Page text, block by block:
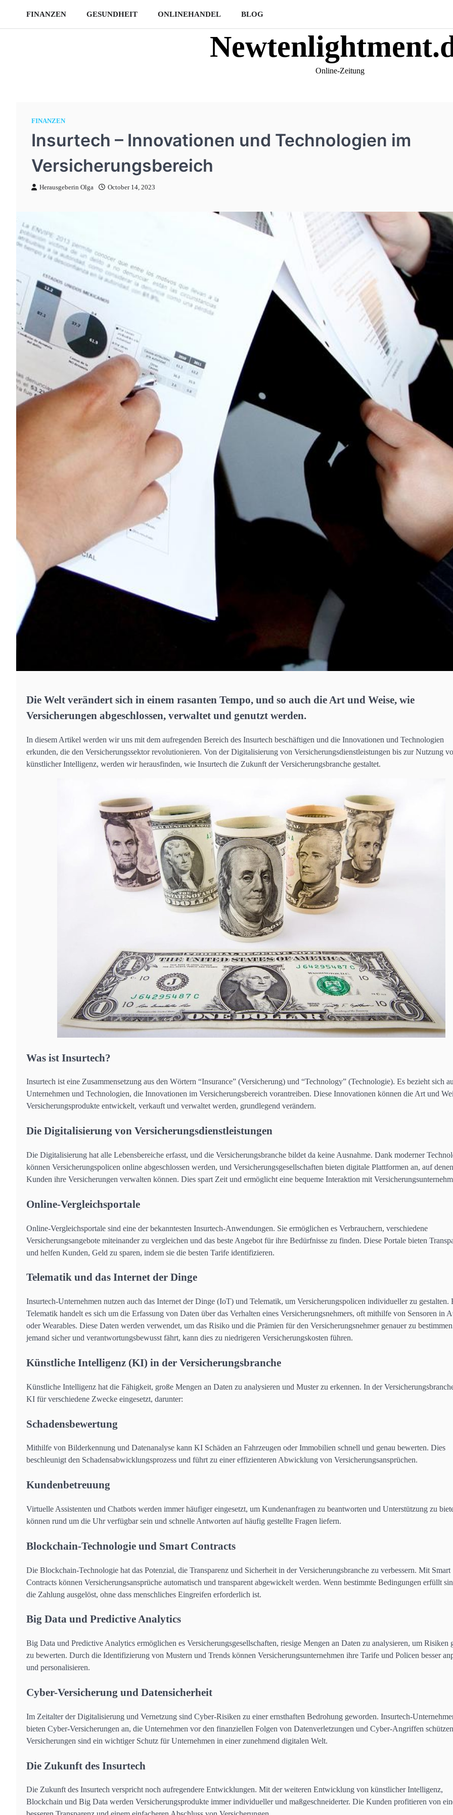
content
FINANZEN GESUNDHEIT ONLINEHANDEL BLOG
Online-Zeitung
FINANZEN
Insurtech – Innovationen und Technologien im
Versicherungsbereich
Herausgeberin Olga October 14, 2023
Die Welt verändert sich in einem rasanten Tempo, und so auch die Art und Weise, wie
Versicherungen abgeschlossen, verwaltet und genutzt werden.
In diesem Artikel werden wir uns mit dem aufregenden Bereich des Insurtech beschäftigen und die Innovationen und Technologien
erkunden, die den Versicherungssektor revolutionieren. Von der Digitalisierung von Versicherungsdienstleistungen bis zur Nutzung
künstlicher Intelligenz, werden wir herausfinden, wie Insurtech die Zukunft der Versicherungsbranche gestaltet.
Was ist Insurtech?
Insurtech ist eine Zusammensetzung aus den Wörtern “Insurance” (Versicherung) und “Technology” (Technologie). Es bezieht sich
Unternehmen und Technologien, die Innovationen im Versicherungsbereich vorantreiben. Diese Innovationen können die Art und
Versicherungsprodukte entwickelt, verkauft und verwaltet werden, grundlegend verändern.
Die Digitalisierung von Versicherungsdienstleistungen
Die Digitalisierung hat alle Lebensbereiche erfasst, und die Versicherungsbranche bildet da keine Ausnahme. Dank moderner
können Versicherungspolicen online abgeschlossen werden, und Versicherungsgesellschaften bieten digitale Plattformen an, auf denen
Kunden ihre Versicherungen verwalten können. Dies spart Zeit und ermöglicht eine bequeme Interaktion mit
Online-Vergleichsportale
Online-Vergleichsportale sind eine der bekanntesten Insurtech-Anwendungen. Sie ermöglichen es Verbrauchern, verschiedene
Versicherungsangebote miteinander zu vergleichen und das beste Angebot für ihre Bedürfnisse zu finden. Diese Portale bieten
und helfen Kunden, Geld zu sparen, indem sie die besten Tarife identifizieren.
Telematik und das Internet der Dinge
Insurtech-Unternehmen nutzen auch das Internet der Dinge (IoT) und Telematik, um Versicherungspolicen individueller zu gestalten.
Telematik handelt es sich um die Erfassung von Daten über das Verhalten eines Versicherungsnehmers, oft mithilfe von Sensoren in
oder Wearables. Diese Daten werden verwendet, um das Risiko und die Prämien für den Versicherungsnehmer genauer zu
jemand sicher und verantwortungsbewusst fährt, kann dies zu niedrigeren Versicherungskosten führen.
Künstliche Intelligenz (KI) in der Versicherungsbranche
Künstliche Intelligenz hat die Fähigkeit, große Mengen an Daten zu analysieren und Muster zu erkennen. In der
KI für verschiedene Zwecke eingesetzt, darunter:
Schadensbewertung
Mithilfe von Bilderkennung und Datenanalyse kann KI Schäden an Fahrzeugen oder Immobilien schnell und genau bewerten. Dies
beschleunigt den Schadensabwicklungsprozess und führt zu einer effizienteren Abwicklung von Versicherungsansprüchen.
Kundenbetreuung
Virtuelle Assistenten und Chatbots werden immer häufiger eingesetzt, um Kundenanfragen zu beantworten und Unterstützung zu
können rund um die Uhr verfügbar sein und schnelle Antworten auf häufig gestellte Fragen liefern.
Blockchain-Technologie und Smart Contracts
Die Blockchain-Technologie hat das Potenzial, die Transparenz und Sicherheit in der Versicherungsbranche zu verbessern. Mit Smart
Contracts können Versicherungsansprüche automatisch und transparent abgewickelt werden. Wenn bestimmte Bedingungen erfüllt
die Zahlung ausgelöst, ohne dass menschliches Eingreifen erforderlich ist.
Big Data und Predictive Analytics
Big Data und Predictive Analytics ermöglichen es Versicherungsgesellschaften, riesige Mengen an Daten zu analysieren, um Risiken
zu bewerten. Durch die Identifizierung von Mustern und Trends können Versicherungsunternehmen ihre Tarife und Policen besser
und personalisieren.
Cyber-Versicherung und Datensicherheit
Im Zeitalter der Digitalisierung und Vernetzung sind Cyber-Risiken zu einer ernsthaften Bedrohung geworden. Insurtech-
bieten Cyber-Versicherungen an, die Unternehmen vor den finanziellen Folgen von Datenverletzungen und Cyber-Angriffen
Versicherungen sind ein wichtiger Schutz für Unternehmen in einer zunehmend digitalen Welt.
Die Zukunft des Insurtech
Die Zukunft des Insurtech verspricht noch aufregendere Entwicklungen. Mit der weiteren Entwicklung von künstlicher Intelligenz,
Blockchain und Big Data werden Versicherungsprodukte immer individueller und maßgeschneiderter. Die Kunden profitieren von